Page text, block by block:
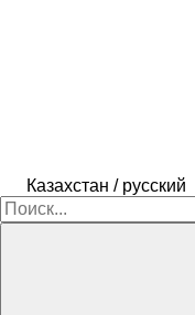
Казахстан / русский